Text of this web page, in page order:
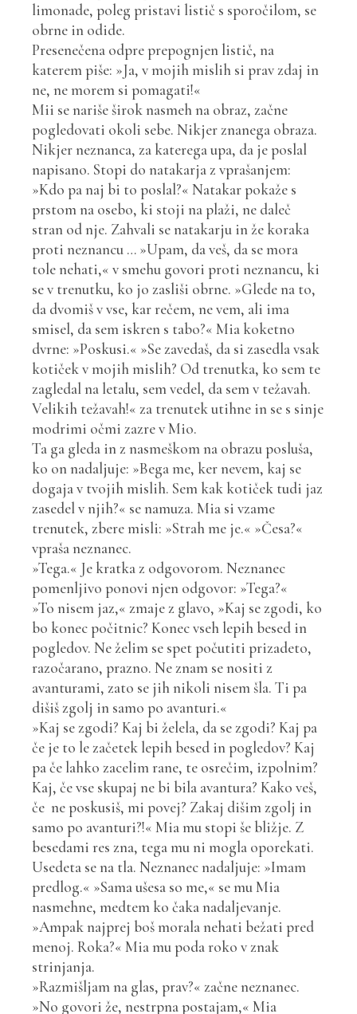
limonade, poleg pristavi listič s sporočilom, se
obrne in odide.
Presenečena odpre prepognjen listič, na
katerem piše: »Ja, v mojih mislih si prav zdaj in
ne, ne morem si pomagati!«
Mii se nariše širok nasmeh na obraz, začne
pogledovati okoli sebe. Nikjer znanega obraza.
Nikjer neznanca, za katerega upa, da je poslal
napisano. Stopi do natakarja z vprašanjem:
»Kdo pa naj bi to poslal?« Natakar pokaže s
prstom na osebo, ki stoji na plaži, ne daleč
stran od nje. Zahvali se natakarju in že koraka
proti neznancu … »Upam, da veš, da se mora
tole nehati,« v smehu govori proti neznancu, ki
se v trenutku, ko jo zasliši obrne. »Glede na to,
da dvomiš v vse, kar rečem, ne vem, ali ima
smisel, da sem iskren s tabo?« Mia koketno
dvrne: »Poskusi.« »Se zavedaš, da si zasedla vsak
kotiček v mojih mislih? Od trenutka, ko sem te
zagledal na letalu, sem vedel, da sem v težavah.
Velikih težavah!« za trenutek utihne in se s sinje
modrimi očmi zazre v Mio.
Ta ga gleda in z nasmeškom na obrazu posluša,
ko on nadaljuje: »Bega me, ker nevem, kaj se
dogaja v tvojih mislih. Sem kak kotiček tudi jaz
zasedel v njih?« se namuza. Mia si vzame
trenutek, zbere misli: »Strah me je.« »Česa?«
vpraša neznanec.
»Tega.« Je kratka z odgovorom. Neznanec
pomenljivo ponovi njen odgovor: »Tega?«
»To nisem jaz,« zmaje z glavo, »Kaj se zgodi, ko
bo konec počitnic? Konec vseh lepih besed in
pogledov. Ne želim se spet počutiti prizadeto,
razočarano, prazno. Ne znam se nositi z
avanturami, zato se jih nikoli nisem šla. Ti pa
dišiš zgolj in samo po avanturi.«
»Kaj se zgodi? Kaj bi želela, da se zgodi? Kaj pa
če je to le začetek lepih besed in pogledov? Kaj
pa če lahko zacelim rane, te osrečim, izpolnim?
Kaj, če vse skupaj ne bi bila avantura? Kako veš,
če ne poskusiš, mi povej? Zakaj dišim zgolj in
samo po avanturi?!« Mia mu stopi še bližje. Z
besedami res zna, tega mu ni mogla oporekati.
Usedeta se na tla. Neznanec nadaljuje: »Imam
predlog.« »Sama ušesa so me,« se mu Mia
nasmehne, medtem ko čaka nadaljevanje.
»Ampak najprej boš morala nehati bežati pred
menoj. Roka?« Mia mu poda roko v znak
strinjanja.
»Razmišljam na glas, prav?« začne neznanec.
»No govori že, nestrpna postajam,« Mia